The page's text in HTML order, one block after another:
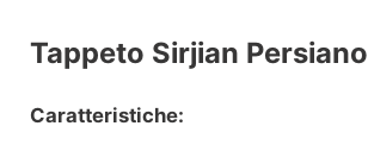
Descrizione
Tappeto Sirjian Persiano
Caratteristiche: